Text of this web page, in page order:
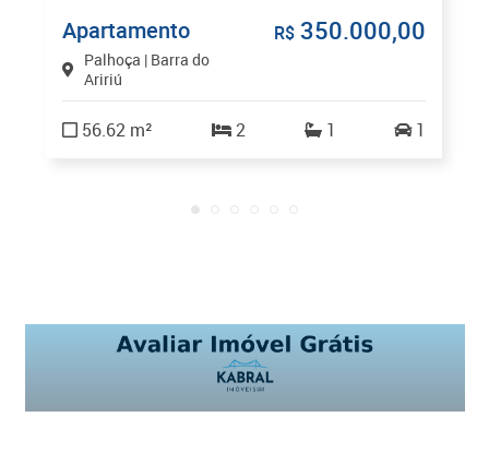
Apartamento
Palhoça | Barra do
Aririú
R$ 350.000,00
56.62 m² 2 1 1